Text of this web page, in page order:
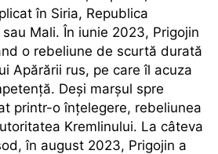
în Siria, Republica
Mali. În iunie 2023, Prigojin
o rebeliune de scurtă durată
Apărării rus, pe care îl acuza
Deși marșul spre
printr-o înțelegere, rebeliunea
Kremlinului. La câteva
în august 2023, Prigojin a